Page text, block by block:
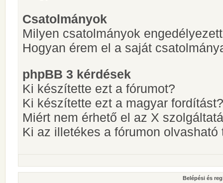
Csatolmányok
Milyen csatolmányok
Hogyan érem el a saját
phpBB 3 kérdések
Ki készítette ezt a fórumot?
Ki készítette ezt a magyar fordítást?
Miért nem érhető el az X
Ki az illetékes a fórumon
Belépési és